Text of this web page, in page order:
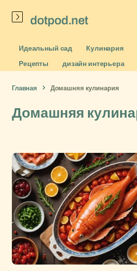
dotpod.net
Идеальный сад Кулинария
Рецепты
дизайн интерьера
Главная Домашняя кулинария
Домашняя